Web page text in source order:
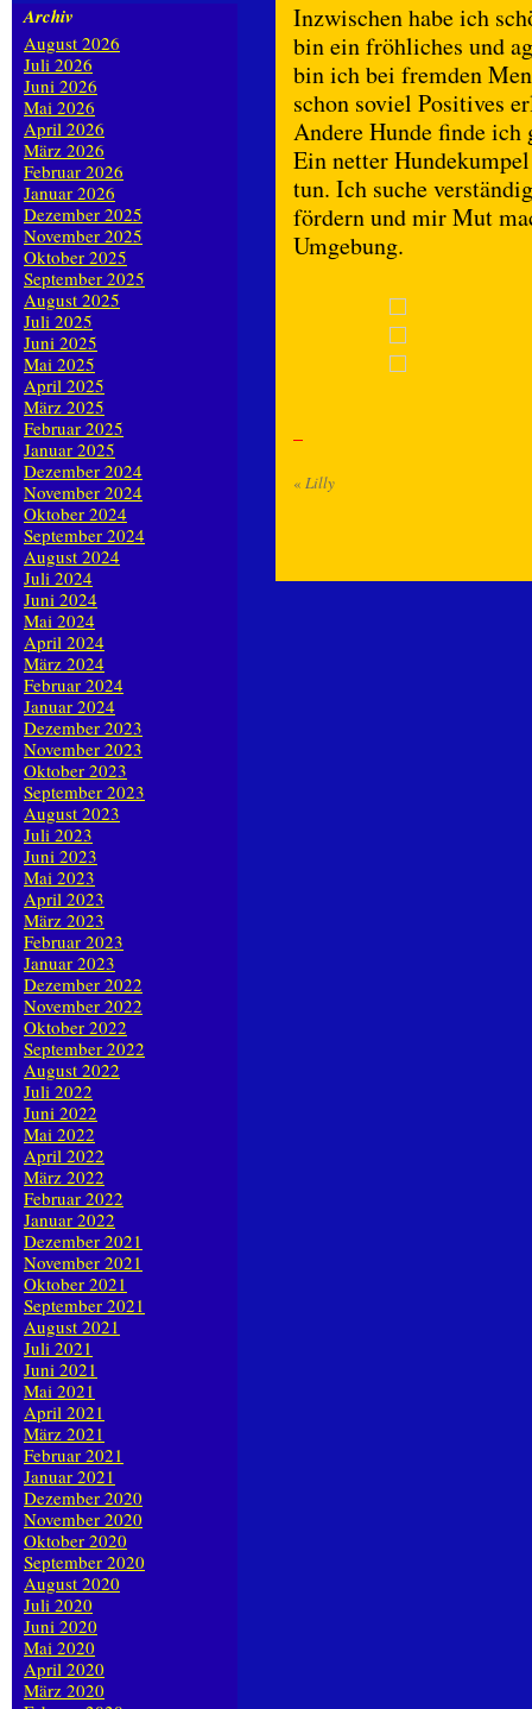
Inzwischen habe ich
bin ein fröhliches und
bin ich bei fremden
schon soviel Positives
Andere Hunde finde
Ein netter
tun. Ich suche
fördern und mir Mut
Umgebung.
« Lilly
Archiv
August 2026
Juli 2026
Juni 2026
Mai 2026
April 2026
März 2026
Februar 2026
Januar 2026
Dezember 2025
November 2025
Oktober 2025
September 2025
August 2025
Juli 2025
Juni 2025
Mai 2025
April 2025
März 2025
Februar 2025
Januar 2025
Dezember 2024
November 2024
Oktober 2024
September 2024
August 2024
Juli 2024
Juni 2024
Mai 2024
April 2024
März 2024
Februar 2024
Januar 2024
Dezember 2023
November 2023
Oktober 2023
September 2023
August 2023
Juli 2023
Juni 2023
Mai 2023
April 2023
März 2023
Februar 2023
Januar 2023
Dezember 2022
November 2022
Oktober 2022
September 2022
August 2022
Juli 2022
Juni 2022
Mai 2022
April 2022
März 2022
Februar 2022
Januar 2022
Dezember 2021
November 2021
Oktober 2021
September 2021
August 2021
Juli 2021
Juni 2021
Mai 2021
April 2021
März 2021
Februar 2021
Januar 2021
Dezember 2020
November 2020
Oktober 2020
September 2020
August 2020
Juli 2020
Juni 2020
Mai 2020
April 2020
März 2020